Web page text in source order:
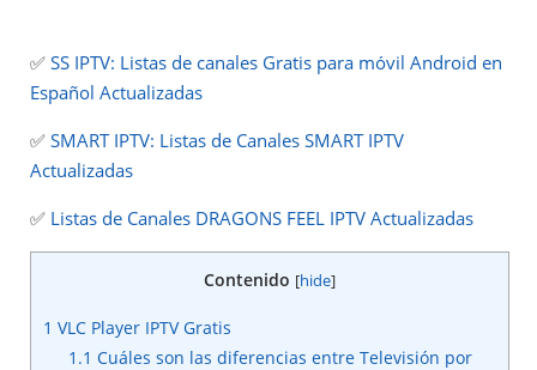
✅ SS IPTV: Listas de canales Gratis para móvil Android en
Español Actualizadas
✅ SMART IPTV: Listas de Canales SMART IPTV
Actualizadas
✅ Listas de Canales DRAGONS FEEL IPTV Actualizadas
Contenido [hide]
1 VLC Player IPTV Gratis
1.1 Cuáles son las diferencias entre Televisión por